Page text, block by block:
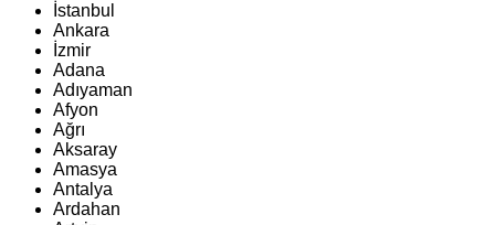
İstanbul
Ankara
İzmir
Adana
Adıyaman
Afyon
Ağrı
Aksaray
Amasya
Antalya
Ardahan